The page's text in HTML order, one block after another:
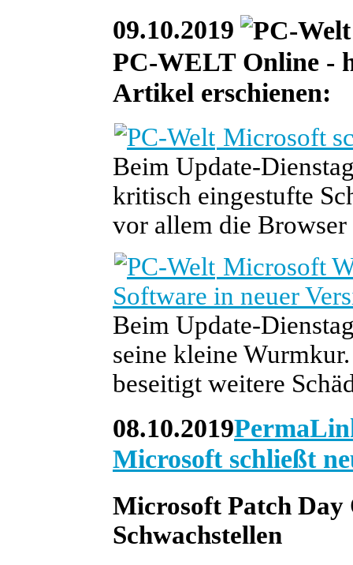
09.10.2019
PC-WELT Online -
Artikel erschienen:
Microsoft
Beim Update-
kritisch eingestufte
vor allem die
Microsoft
Software in neuer
Beim Update-
seine kleine
beseitigt weitere
08.10.2019
Microsoft schließt
Microsoft Patch Day
Schwachstellen